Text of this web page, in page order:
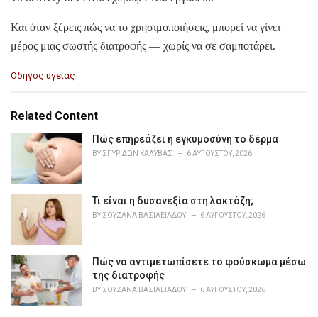
Και όταν ξέρεις πώς να το χρησιμοποιήσεις, μπορεί να γίνει
μέρος μιας σωστής διατροφής — χωρίς να σε σαμποτάρει.
C
e
e
Οδηγος υγειας
Related Content
Πώς επηρεάζει η εγκυμοσύνη το δέρμα
BY ΣΠΥΡΊΔΩΝ ΚΑΛΎΒΑΣ 6 ΑΥΓΟΎΣΤΟΥ, 2026
Τι είναι η δυσανεξία στη λακτόζη;
BY ΣΟΥΖΆΝΑ ΒΑΣΙΛΕΙΆΔΟΥ 6 ΑΥΓΟΎΣΤΟΥ, 2026
Πώς να αντιμετωπίσετε το φούσκωμα μέσω
της διατροφής
BY ΣΟΥΖΆΝΑ ΒΑΣΙΛΕΙΆΔΟΥ 6 ΑΥΓΟΎΣΤΟΥ, 2026